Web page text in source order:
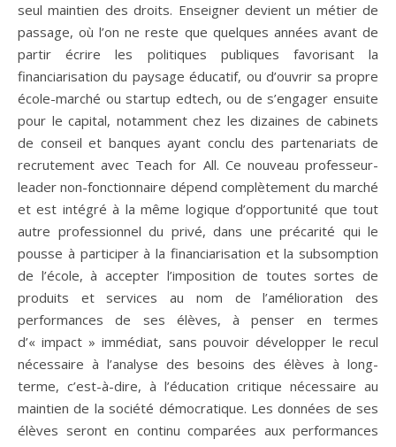
seul maintien des droits. Enseigner devient un métier de
passage, où l’on ne reste que quelques années avant de
partir écrire les politiques publiques favorisant la
financiarisation du paysage éducatif, ou d’ouvrir sa propre
école-marché ou startup edtech, ou de s’engager ensuite
pour le capital, notamment chez les dizaines de cabinets
de conseil et banques ayant conclu des partenariats de
recrutement avec Teach for All. Ce nouveau professeur-
leader non-fonctionnaire dépend complètement du marché
et est intégré à la même logique d’opportunité que tout
autre professionnel du privé, dans une précarité qui le
pousse à participer à la financiarisation et la subsomption
de l’école, à accepter l’imposition de toutes sortes de
produits et services au nom de l’amélioration des
performances de ses élèves, à penser en termes
d’« impact » immédiat, sans pouvoir développer le recul
nécessaire à l’analyse des besoins des élèves à long-
terme, c’est-à-dire, à l’éducation critique nécessaire au
maintien de la société démocratique. Les données de ses
élèves seront en continu comparées aux performances